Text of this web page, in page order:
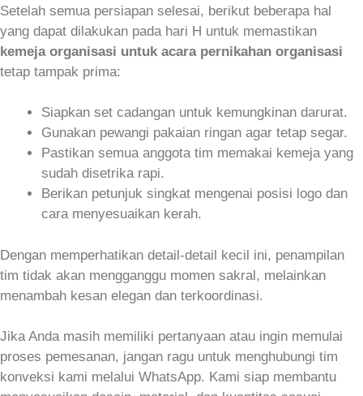
Setelah semua persiapan selesai, berikut beberapa hal
yang dapat dilakukan pada hari H untuk memastikan
kemeja organisasi untuk acara pernikahan organisasi
tetap tampak prima:
Siapkan set cadangan untuk kemungkinan darurat.
Gunakan pewangi pakaian ringan agar tetap segar.
Pastikan semua anggota tim memakai kemeja yang
sudah disetrika rapi.
Berikan petunjuk singkat mengenai posisi logo dan
cara menyesuaikan kerah.
Dengan memperhatikan detail-detail kecil ini, penampilan
tim tidak akan mengganggu momen sakral, melainkan
menambah kesan elegan dan terkoordinasi.
Jika Anda masih memiliki pertanyaan atau ingin memulai
proses pemesanan, jangan ragu untuk menghubungi tim
konveksi kami melalui WhatsApp. Kami siap membantu